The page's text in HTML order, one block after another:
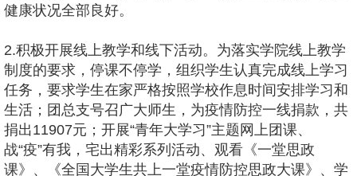
健康状况全部良好。
2.积极开展线上教学和线下活动。为落实学院线上教学
制度的要求，停课不停学，组织学生认真完成线上学习
任务，要求学生在家严格按照学校作息时间安排学习和
生活；团总支号召广大师生，为疫情防控一线捐款，共
捐出11907元；开展“青年大学习”主题网上团课、
战“疫”有我，宅出精彩系列活动、观看《一堂思政
课》、《全国大学生共上一堂疫情防控思政大课》、学